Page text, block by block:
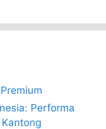
Performa